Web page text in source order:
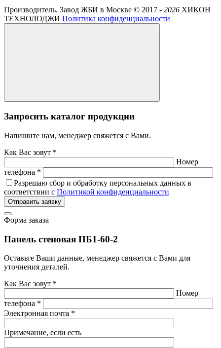
Производитель. Завод ЖБИ в Москве © 2017 - 2026 ХИКОН
ТЕХНОЛОДЖИ Политика конфиденциальности
Запросить каталог продукции
Напишите нам, менеджер свяжется с Вами.
Как Вас зовут *
Номер
телефона *
Разрешаю сбор и обработку персональных данных в
соответствии с Политикой конфиденциальности
Отправить заявку
Форма заказа
Панель стеновая ПБ1-60-2
Оставьте Ваши данные, менеджер свяжется с Вами для
уточнения деталей.
Как Вас зовут *
Номер
телефона *
Электронная почта *
Примечание, если есть